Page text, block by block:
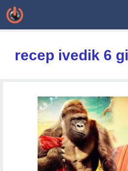
İçeriğe
atla
recep ivedik 6